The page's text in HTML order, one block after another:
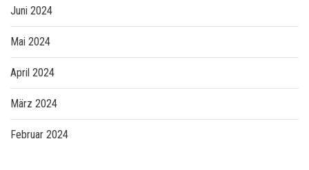
Juni 2024
Mai 2024
April 2024
März 2024
Februar 2024